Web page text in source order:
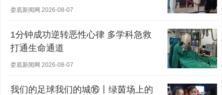
娄底新闻网 2026-08-07
1分钟成功逆转恶性心律 多学科急救
打通生命通道
娄底新闻网 2026-08-07
我们的足球我们的城⑯丨绿茵场上的